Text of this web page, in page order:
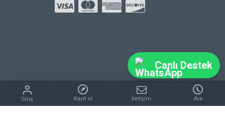
Giriş Kayıt ol İletişim Ara
Canlı Destek